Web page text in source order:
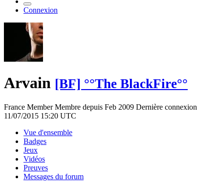
Connexion
Arvain [BF] °°The BlackFire°°
France MemberMembre depuis Feb 2009 Dernière connexion
11/07/2015 15:20 UTC
Vue d'ensemble
Badges
Jeux
Vidéos
Preuves
Messages du forum